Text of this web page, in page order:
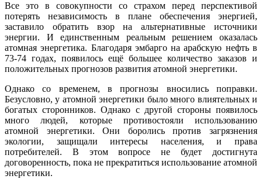
Все это в совокупности со страхом перед перспективой
потерять независимость в плане обеспечения энергией,
заставило обратить взор на альтернативные источники
энергии. И единственным реальным решением оказалась
атомная энергетика. Благодаря эмбарго на арабскую нефть в
73-74 годах, появилось ещё большее количество заказов и
положительных прогнозов развития атомной энергетики.
Однако со временем, в прогнозы вносились поправки.
Безусловно, у атомной энергетики было много влиятельных и
богатых сторонников. Однако с другой стороны появилось
много людей, которые противостояли использованию
атомной энергетики. Они боролись против загрязнения
экологии, защищали интересы населения, и права
потребителей. В этом вопросе не будет достигнута
договоренность, пока не прекратиться использование атомной
энергетики.